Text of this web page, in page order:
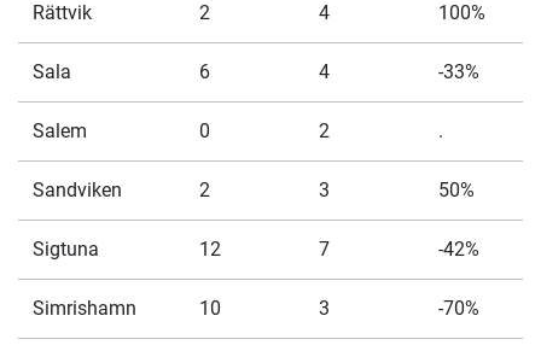
Rättvik 2 4 100%
Sala 6 4 -33%
Salem 0 2 .
Sandviken 2 3 50%
Sigtuna 12 7 -42%
Simrishamn 10 3 -70%